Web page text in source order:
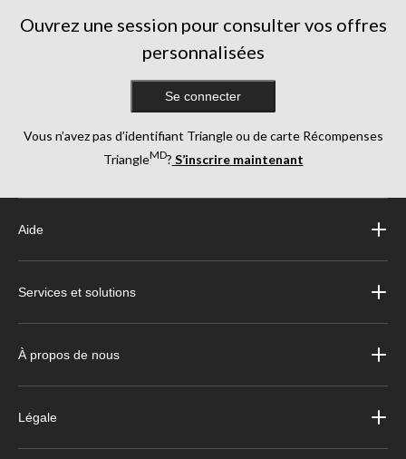
Ouvrez une session pour consulter vos offres
personnalisées
Se connecter
Vous n’avez pas d’identifiant Triangle ou de carte Récompenses
TriangleMD? S’inscrire maintenant
Aide
Services et solutions
À propos de nous
Légale